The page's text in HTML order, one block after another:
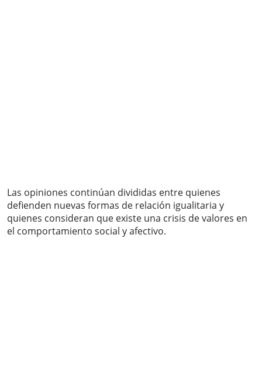
Las opiniones continúan divididas entre quienes
defienden nuevas formas de relación igualitaria y
quienes consideran que existe una crisis de valores en
el comportamiento social y afectivo.